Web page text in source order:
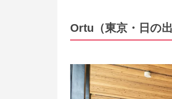
Ortu（東京・日の出